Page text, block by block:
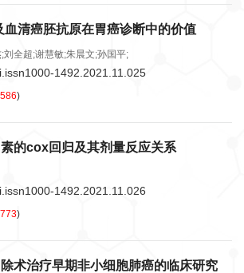
清癌胚抗原在胃癌诊断中的价值
刘全超;谢慧敏;朱晨文;孙国平;
1492.2021.11.025
)
的cox回归及其剂量反应关系
1492.2021.11.026
)
术治疗早期非小细胞肺癌的临床研究